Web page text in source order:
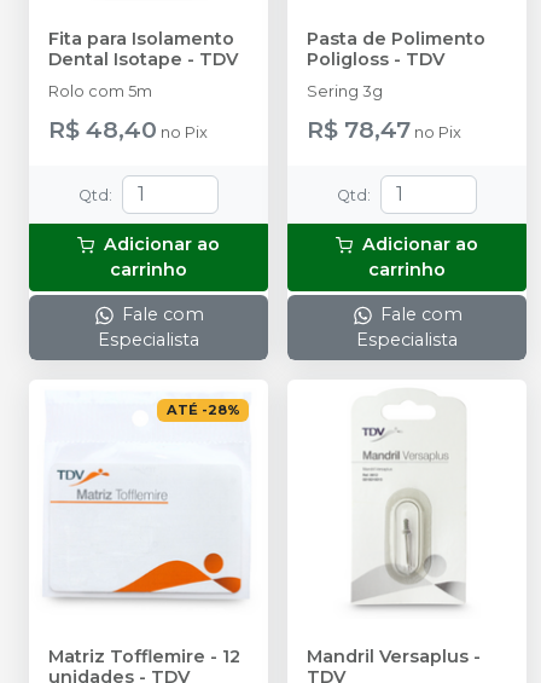
Fita para Isolamento
Dental Isotape - TDV
Rolo com 5m
R$ 48,40 no Pix
Qtd:
Adicionar ao
carrinho
Fale com
Especialista
Pasta de Polimento
Poligloss - TDV
Sering 3g
R$ 78,47 no Pix
Qtd:
Adicionar ao
carrinho
Fale com
Especialista
ATÉ -28%
Matriz Tofflemire - 12
unidades - TDV
Mandril Versaplus -
TDV